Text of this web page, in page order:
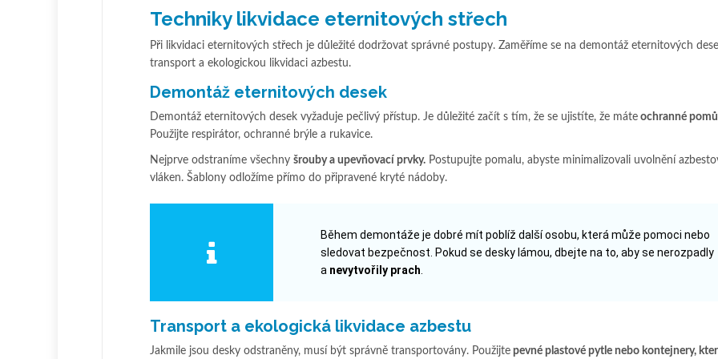
Techniky likvidace eternitových střech
Při likvidaci eternitových střech je důležité dodržovat správné postupy. Zaměříme se na demontáž eternitových
transport a ekologickou likvidaci azbestu.
Demontáž eternitových desek
Demontáž eternitových desek vyžaduje pečlivý přístup. Je důležité začít s tím, že se ujistíte, že máte ochranné
Použijte respirátor, ochranné brýle a rukavice.
Nejprve odstraníme všechny šrouby a upevňovací prvky. Postupujte pomalu, abyste minimalizovali uvolnění
vláken. Šablony odložíme přímo do připravené kryté nádoby.
Během demontáže je dobré mít poblíž další osobu, která může pomoci nebo
sledovat bezpečnost. Pokud se desky lámou, dbejte na to, aby se nerozpadly
a nevytvořily prach
Transport a ekologická likvidace azbestu
Jakmile jsou desky odstraněny, musí být správně transportovány. Použijte pevné plastové pytle nebo kontejnery,